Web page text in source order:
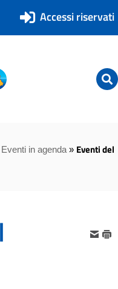
Accessi riservati
ASL Salerno
ASL Salerno
Eventi in agenda» Eventi del